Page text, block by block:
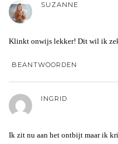
SUZANNE
Klinkt onwijs lekker! Dit wil ik
BEANTWOORDEN
INGRID
Ik zit nu aan het ontbijt maar ik